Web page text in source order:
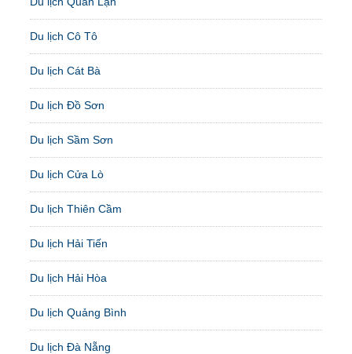
Du lịch Cô Tô
Du lịch Cát Bà
Du lịch Đồ Sơn
Du lịch Sầm Sơn
Du lịch Cửa Lò
Du lịch Thiên Cầm
Du lịch Hải Tiến
Du lịch Hải Hòa
Du lịch Quảng Bình
Du lịch Đà Nẵng